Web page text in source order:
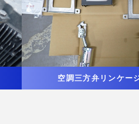
空調三方弁リンケー